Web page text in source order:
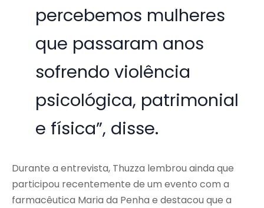
percebemos mulheres
que passaram anos
sofrendo violência
psicológica, patrimonial
e física”, disse.
Durante a entrevista, Thuzza lembrou ainda que
participou recentemente de um evento com a
farmacêutica Maria da Penha e destacou que a